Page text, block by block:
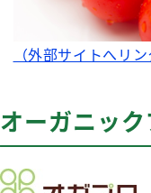
（外部サイトへリン
オーガニッ